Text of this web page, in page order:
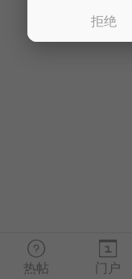
热帖 门户
拒绝